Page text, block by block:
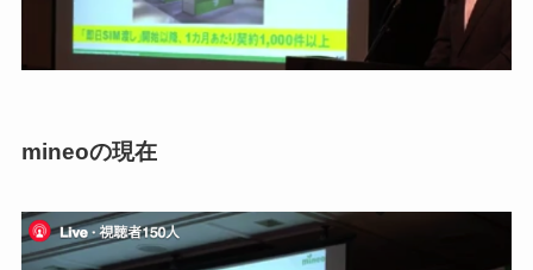
mineoの現在